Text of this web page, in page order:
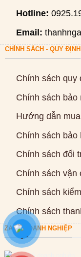
Hotline:
Email:
CHÍNH SÁCH - QUY ĐỊNH
Chính sách quy
Chính sách bảo
Hướng dẫn
Chính sách bảo
Chính sách đổi
Chính sách vận
Chính sách
Chính sách
ZALO DOANH NGHIỆP